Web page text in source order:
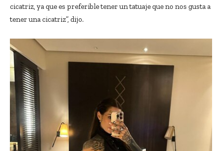
cicatriz, ya que es preferible tener un tatuaje que no nos gusta a
tener una cicatriz”, dijo.